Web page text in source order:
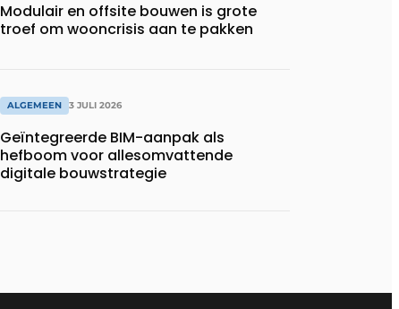
Modulair en offsite bouwen is grote
troef om wooncrisis aan te pakken
ALGEMEEN 3 JULI 2026
Geïntegreerde BIM-aanpak als
hefboom voor allesomvattende
digitale bouwstrategie